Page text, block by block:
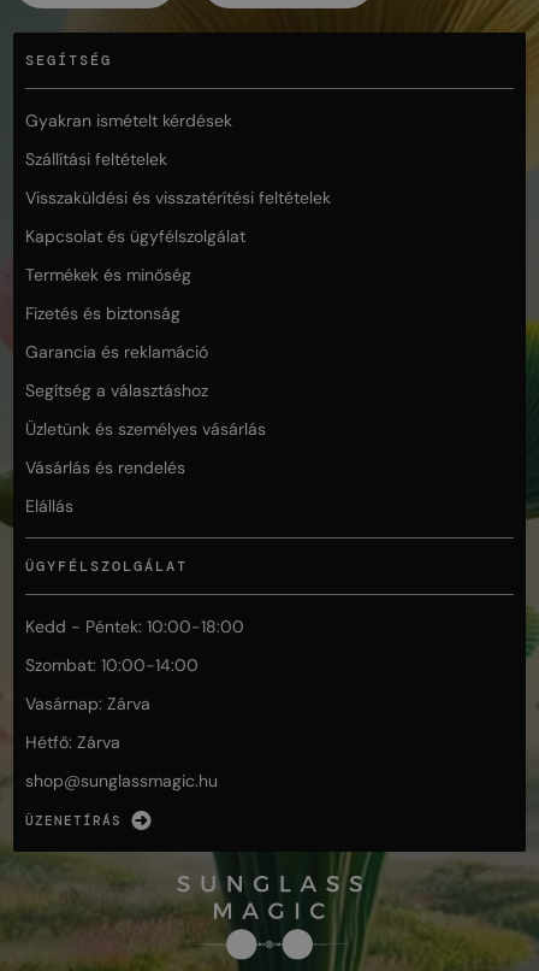
SEGÍTSÉG
Gyakran ismételt kérdések
Szállítási feltételek
Visszaküldési és visszatérítési feltételek
Kapcsolat és ügyfélszolgálat
Termékek és minőség
Fizetés és biztonság
Garancia és reklamáció
Segítség a választáshoz
Üzletünk és személyes vásárlás
Vásárlás és rendelés
Elállás
ÜGYFÉLSZOLGÁLAT
Kedd - Péntek: 10:00-18:00
Szombat: 10:00-14:00
Vasárnap: Zárva
Hétfő: Zárva
shop@sunglassmagic.hu
ÜZENETÍRÁS